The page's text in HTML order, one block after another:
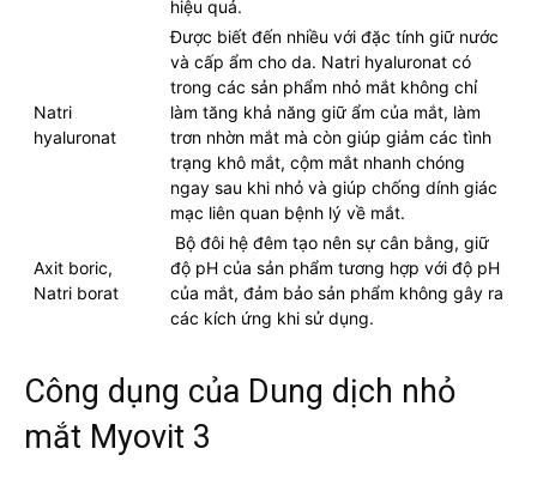
hiệu quả.
Natri
hyaluronat
Được biết đến nhiều với đặc tính giữ nước
và cấp ẩm cho da. Natri hyaluronat có
trong các sản phẩm nhỏ mắt không chỉ
làm tăng khả năng giữ ẩm của mắt, làm
trơn nhờn mắt mà còn giúp giảm các tình
trạng khô mắt, cộm mắt nhanh chóng
ngay sau khi nhỏ và giúp chống dính giác
mạc liên quan bệnh lý về mắt.
Axit boric,
Natri borat
Bộ đôi hệ đêm tạo nên sự cân bằng, giữ
độ pH của sản phẩm tương hợp với độ pH
của mắt, đảm bảo sản phẩm không gây ra
các kích ứng khi sử dụng.
Công dụng của Dung dịch nhỏ
mắt Myovit 3